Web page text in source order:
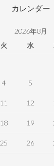
カレンダー
2026年8月
火 水
4 5
11 12
18 19
25 26